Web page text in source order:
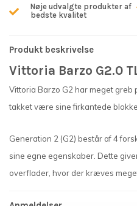
Nøje udvalgte produkter af
bedste kvalitet
Produkt beskrivelse
Vittoria Barzo G2.0
Vittoria Barzo G2 har meget
takket være sine firkantede
Generation 2 (G2) består af 4
sine egne egenskaber. Dette
overflader, hvor der kræves